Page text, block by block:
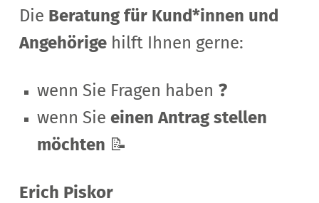
Die Beratung für Kund*innen und
Angehörigehilft Ihnen gerne:
wenn Sie Fragen haben ❓
wenn Sie einen Antrag stellen
möchten 📝
Erich Piskor